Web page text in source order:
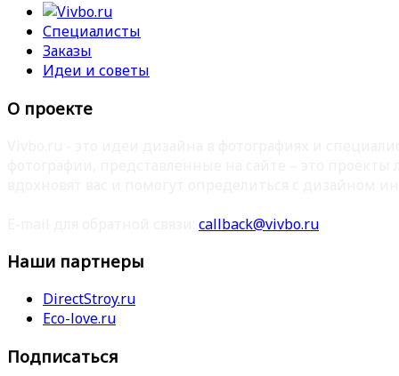
Специалисты
Заказы
Идеи и советы
О проекте
callback@vivbo.ru
Наши партнеры
DirectStroy.ru
Eco-love.ru
Подписаться